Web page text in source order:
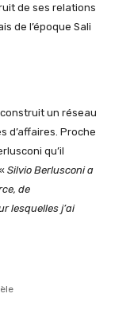
de ses relations
de l’époque Sali
construit un réseau
d’affaires. Proche
qu’il
Silvio Berlusconi a
de
lesquelles j’ai